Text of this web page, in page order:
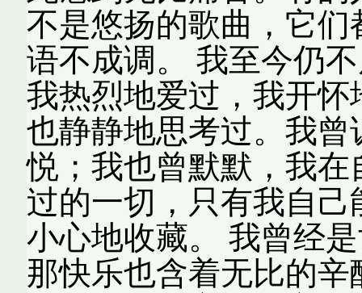
不是悠扬的歌曲，它
语不成调。 我至今仍
我热烈地爱过，我开
也静静地思考过。我
悦；我也曾默默，我
过的一切，只有我自
小心地收藏。 我曾经
那快乐也含着无比的